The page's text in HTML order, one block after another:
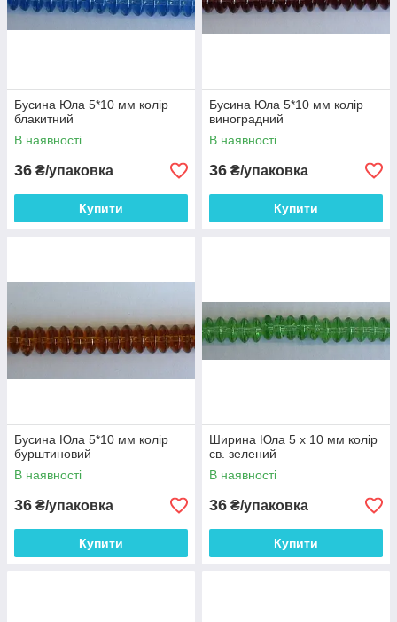
Бусина Юла 5*10 мм колір
блакитний
В наявності
36 ₴/упаковка
Купити
Бусина Юла 5*10 мм колір
виноградний
В наявності
36 ₴/упаковка
Купити
Бусина Юла 5*10 мм колір
бурштиновий
В наявності
36 ₴/упаковка
Купити
Ширина Юла 5 х 10 мм колір
св. зелений
В наявності
36 ₴/упаковка
Купити